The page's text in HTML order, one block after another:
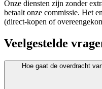
Onze diensten zijn zonder
betaalt onze commissie. Het
(direct-kopen of
Veelgestelde
Hoe gaat de overdracht